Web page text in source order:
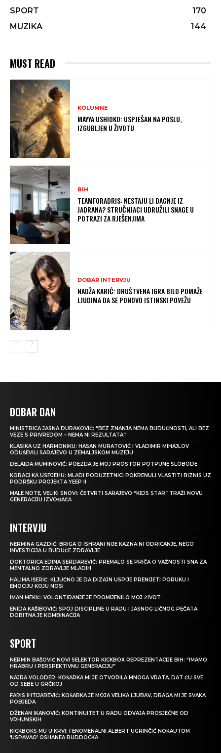
SPORT
170
MUZIKA
144
MUST READ
KOLUMNE
MAYYA USHIOKO: USPJEŠAN NA POSLU,
IZGUBLJEN U ŽIVOTU
BIH
TEAMFORADRIS: NESTAJU LI DAGNJE IZ
JADRANA? STRUČNJACI UDRUŽILI SNAGE U
POTRAZI ZA RJEŠENJIMA
DOBAR INTERVJU
NADŽA KARIĆ: DRUŠTVENA IGRA BILO POMAŽE
LJUDIMA DA SE PONOVO ISTINSKI POVEŽU
DOBAR DAN
MINISTRICA JASNA DURAKOVIĆ: “BEZ ZNANJA NEMA BUDUĆNOSTI, ALI BEZ
VEZE S PRIVREDOM – NEMA NI REZULTATA”
KLASIKA UZ HARMONIKU: HASAN MURATOVIĆ I VLADIMIR MIHAJLOV
ODUŠEVILI SARAJEVO U ZEMALJSKOM MUZEJU
DELAIDA MUMINOVIĆ: POEZIJA JE MOJ PROSTOR POTPUNE SLOBODE
KORACI KA USPJEHU: MLADI PODUZETNICI POKRENULI VLASTITI BIZNIS UZ
PODRŠKU PROJEKTA YEEP II
MALE NOTE, VELIKI SNOVI: ČETVRTI SARAJEVO “KIDS STAR” TRAŽI NOVU
GENERACIJU IZVOĐAČA
INTERVJU
NERMINA GAZDIĆ: BRIGA O ISHRANI NIJE KAZNA NI ODRICANJE, NEGO
INVESTICIJA U BUDUĆE ZDRAVLJE
DOKTORICA EDINA SERDAREVIĆ: PREMALO SE PRIČA O VAŽNOSTI SNA ZA
MENTALNO ZDRAVLJE MLADIH
HALIMA IŠERIĆ: KLJUČNO JE DA DIZAJN USPIJE PRENIJETI PORUKU I
EMOCIJU KOJU NOSI
IMAN MEKIĆ: VOLONTIRANJE JE PROMIJENILO MOJ ŽIVOT
ENIDA KAŠIBOVIĆ: SPOJ DISCIPLINE U RADU I JASNOG LIČNOG PEČATA
DOBITNA JE KOMBINACIJA
SPORT
NERMIN BAŠOVIĆ NOVI SELEKTOR KICKBOX REPREZENTACIJE BIH: “IMAMO
HRABRU I PERSPEKTIVNU GENERACIJU”
NAJRA VOLODER: KOŠARKA MI JE OTVORILA MNOGA VRATA, DAT ĆU SVE
OD SEBE U GRČKOJ
FARIS IHTIJAREVIĆ: KOŠARKA JE MOJA VELIKA LJUBAV, DRAGA MI JE SVAKA
POBJEDA
DŽENAN IKANOVIĆ: KONTINUITET U RADU ODVAJA PROSJEČNE OD
VRHUNSKIH
KICKBOKS MU U KRVI: FENOMENALNI ALBERT UGRINČIĆ NOKAUTOM
‘USPAVAO’ OSHANEA RUDDOCKA